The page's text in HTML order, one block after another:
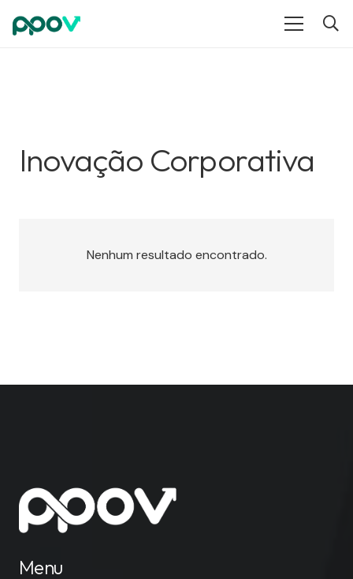
Inovação Corporativa
Nenhum resultado encontrado.
Menu